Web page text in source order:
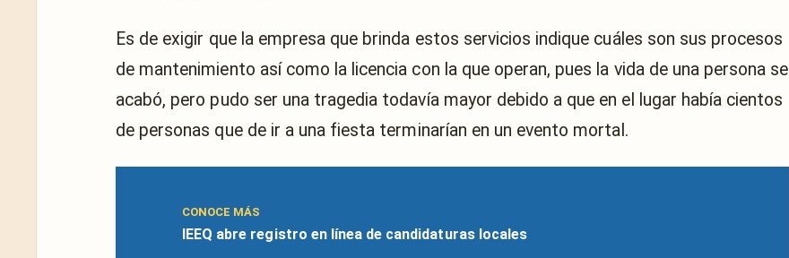
Es de exigir que la empresa que brinda estos servicios indique cuáles son sus procesos
de mantenimiento así como la licencia con la que operan, pues la vida de una persona se
acabó, pero pudo ser una tragedia todavía mayor debido a que en el lugar había cientos
de personas que de ir a una fiesta terminarían en un evento mortal.
CONOCE MÁS
IEEQ abre registro en línea de candidaturas locales